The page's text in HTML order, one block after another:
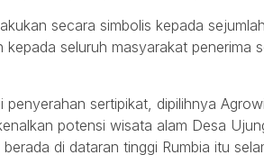
secara simbolis kepada
kepada seluruh masyarakat penerima
penyerahan sertipikat, dipilihnya
potensi wisata alam Desa
di dataran tinggi Rumbia itu